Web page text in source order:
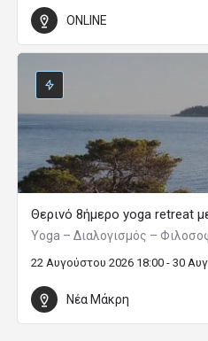
ONLINE
Θερινό 8ήμερο yoga retreat
Yoga – Διαλογισμός –
22 Αυγούστου 2026 18:00 - 30
Νέα Μάκρη